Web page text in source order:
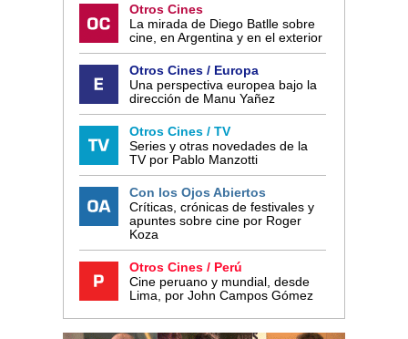
Otros Cines
La mirada de Diego Batlle sobre
cine, en Argentina y en el exterior
Otros Cines / Europa
Una perspectiva europea bajo la
dirección de Manu Yañez
Otros Cines / TV
Series y otras novedades de la
TV por Pablo Manzotti
Con los Ojos Abiertos
Críticas, crónicas de festivales y
apuntes sobre cine por Roger
Koza
Otros Cines / Perú
Cine peruano y mundial, desde
Lima, por John Campos Gómez